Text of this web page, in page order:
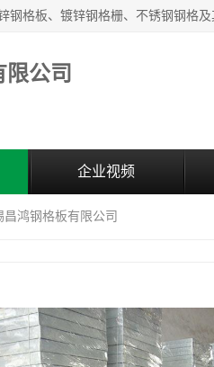
公司
企业视频
鸿钢格板有限公司